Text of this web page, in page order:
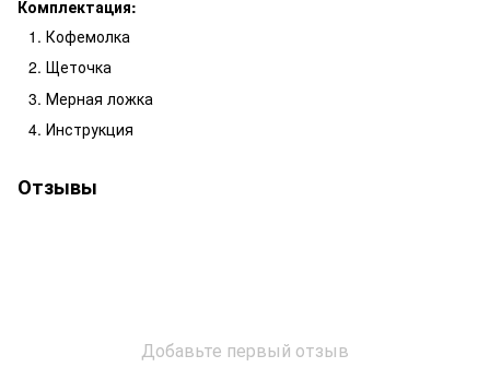
Комплектация:
Кофемолка
Щеточка
Мерная ложка
Инструкция
Отзывы
Добавьте первый отзыв